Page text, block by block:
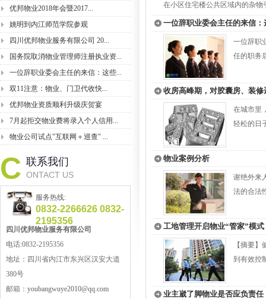
优邦物业2018年会暨2017...
姚明到内江师范学院参观
四川优邦物业服务有限公司 20...
国务院取消物业管理师注册执业资...
一位辞职业委会主任的来信：这些...
双11注意：物业、门卫代收快...
优邦物业资质顺利升级庆贺宴
7月起拒交物业费将录入个人信用...
物业公司试点"互联网＋巡查" ...
C 联系我们
ONTACT US
服务热线:
0832-2266626 0832-
2195356
四川优邦物业服务有限公司
电话:0832-2195356
地址： 四川省内江市东兴区汉安大道
380号
邮箱： youbangwuye2010@qq.com
在小区住宅楼公共区域内的杂物
一位辞职业委会主任的来信
一位辞职
任的职务
收房高峰期，对胶囊房、装修
在城市里
轻松的日
物业案例分析
谢绝外来
法的合法
工地管理开启物业“管家”模式
【摘要
到有效控
业主崴了脚物业是否应负责任